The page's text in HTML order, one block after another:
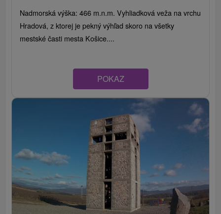
Nadmorská výška: 466 m.n.m. Vyhliadková veža na vrchu
Hradová, z ktorej je pekný výhľad skoro na všetky
mestské časti mesta Košice....
POKAZ